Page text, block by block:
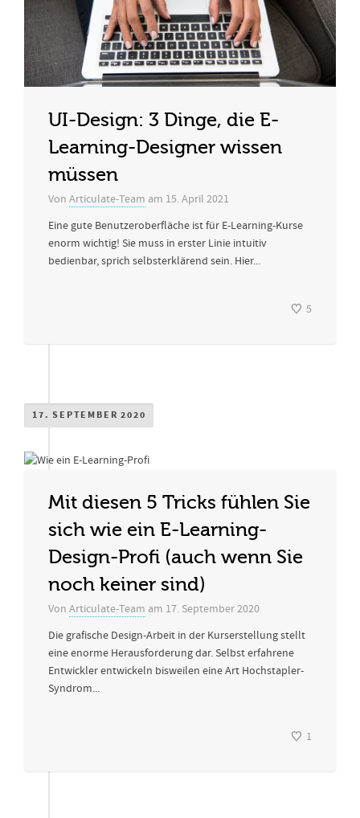
UI-Design: 3 Dinge, die E-
Learning-Designer wissen
müssen
Von Articulate-Team am 15. April 2021
Eine gute Benutzeroberfläche ist für E-Learning-Kurse
enorm wichtig! Sie muss in erster Linie intuitiv
bedienbar, sprich selbsterklärend sein. Hier...
5
17. SEPTEMBER 2020
Mit diesen 5 Tricks fühlen Sie
sich wie ein E-Learning-
Design-Profi (auch wenn Sie
noch keiner sind)
Von Articulate-Team am 17. September 2020
Die grafische Design-Arbeit in der Kurserstellung stellt
eine enorme Herausforderung dar. Selbst erfahrene
Entwickler entwickeln bisweilen eine Art Hochstapler-
Syndrom...
1